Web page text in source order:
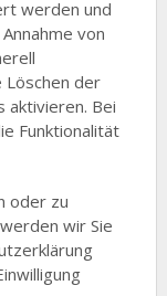
werden und
von
Löschen der
aktivieren. Bei
Funktionalität
oder zu
wir Sie